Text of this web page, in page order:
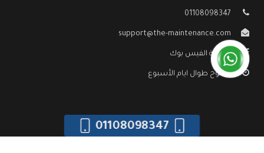
01108098347
support@the-maintenance.com
صفحة الفيس بوك
مفتوح طوال ايام الأسبوع
01108098347